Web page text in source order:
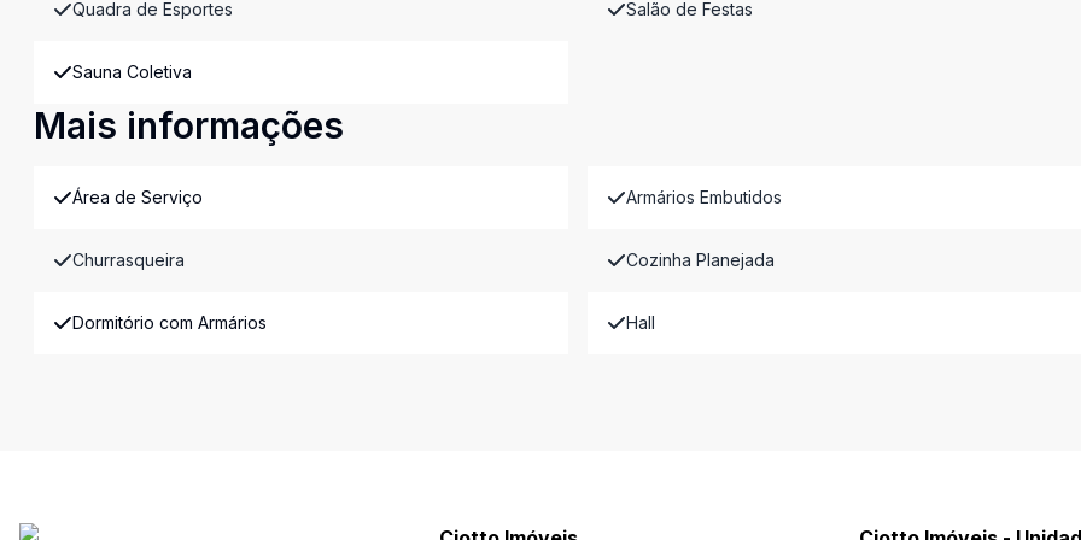
Quadra de Esportes Salão de Festas
Sauna Coletiva
Mais informações
Área de Serviço Armários Embutidos
Churrasqueira Cozinha Planejada
Dormitório com Armários Hall